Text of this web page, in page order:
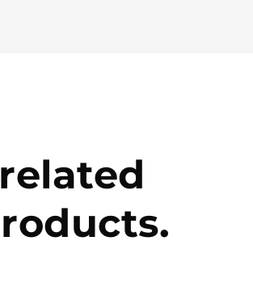
related